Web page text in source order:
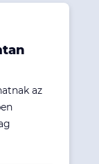
az